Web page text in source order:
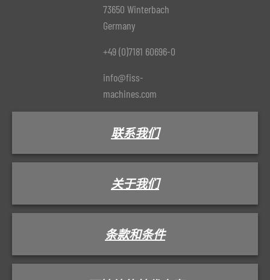
73650 Winterbach
Germany
+49 (0)7181 60696-0
info@fiss-
machines.com
联系我们
关于我们
条款和条件